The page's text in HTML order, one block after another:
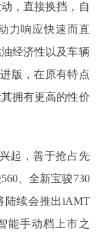
，直接换挡，自
力响应快速而直
经济性以及车辆
版，在原有特点
拥有更高的性价
起，善于抢占先
、全新宝骏730
陆续会推出iAMT
能手动档上市之